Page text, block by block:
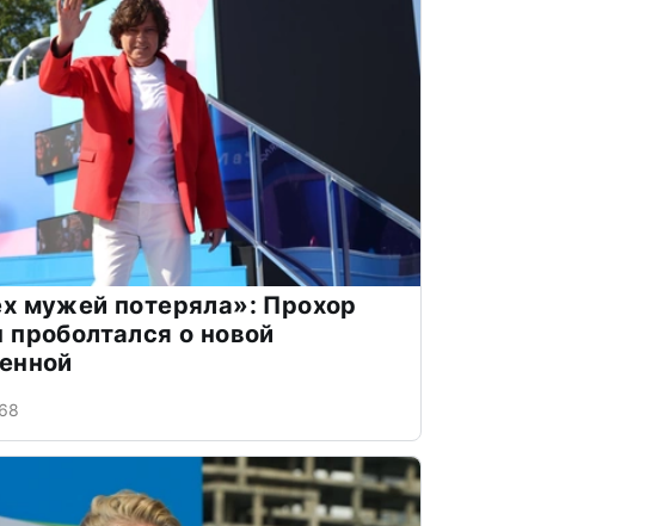
мужей потеряла»: Прохор
о новой
68